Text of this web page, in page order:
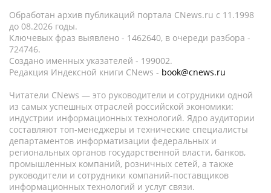
Обработан архив публикаций портала CNews.ru c 11.1998
до 08.2026 годы.
Ключевых фраз выявлено - 1462640, в очереди разбора -
724746.
Создано именных указателей - 199002.
Редакция Индексной книги CNews - book@cnews.ru
Читатели CNews — это руководители и сотрудники одной
из самых успешных отраслей российской экономики:
индустрии информационных технологий. Ядро аудитории
составляют топ-менеджеры и технические специалисты
департаментов информатизации федеральных и
региональных органов государственной власти, банков,
промышленных компаний, розничных сетей, а также
руководители и сотрудники компаний-поставщиков
информационных технологий и услуг связи.